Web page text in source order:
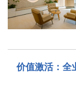
价值激活：全